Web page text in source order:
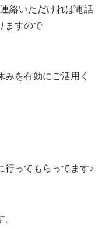
絡いただければ電話
ますので
を有効にご活用く
行ってもらってます♪